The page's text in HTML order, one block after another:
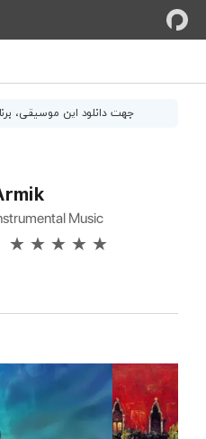
جهت دانلود این موسیقی،
Music